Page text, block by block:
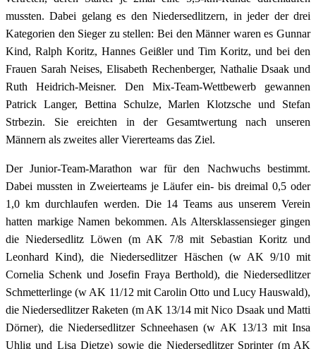
mussten. Dabei gelang es den Niedersedlitzern, in jeder der drei
Kategorien den Sieger zu stellen: Bei den Männer waren es Gunnar
Kind, Ralph Koritz, Hannes Geißler und Tim Koritz, und bei den
Frauen Sarah Neises, Elisabeth Rechenberger, Nathalie Dsaak und
Ruth Heidrich-Meisner. Den Mix-Team-Wettbewerb gewannen
Patrick Langer, Bettina Schulze, Marlen Klotzsche und Stefan
Strbezin. Sie ereichten in der Gesamtwertung nach unseren
Männern als zweites aller Viererteams das Ziel.
Der Junior-Team-Marathon war für den Nachwuchs bestimmt.
Dabei mussten in Zweierteams je Läufer ein- bis dreimal 0,5 oder
1,0 km durchlaufen werden. Die 14 Teams aus unserem Verein
hatten markige Namen bekommen. Als Altersklassensieger gingen
die Niedersedlitz Löwen (m AK 7/8 mit Sebastian Koritz und
Leonhard Kind), die Niedersedlitzer Häschen (w AK 9/10 mit
Cornelia Schenk und Josefin Fraya Berthold), die Niedersedlitzer
Schmetterlinge (w AK 11/12 mit Carolin Otto und Lucy Hauswald),
die Niedersedlitzer Raketen (m AK 13/14 mit Nico Dsaak und Matti
Dörner), die Niedersedlitzer Schneehasen (w AK 13/13 mit Insa
Uhlig und Lisa Dietze) sowie die Niedersedlitzer Sprinter (m AK